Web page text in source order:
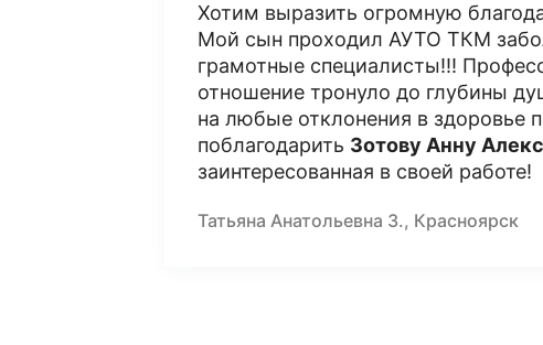
Хотим выразить огромную
Мой сын проходил АУТО ТКМ
грамотные специалисты!!!
отношение тронуло до глубины
на любые отклонения в здоровье
поблагодарить Зотову Анну
заинтересованная в своей работе!
Татьяна Анатольевна З., Красноярск